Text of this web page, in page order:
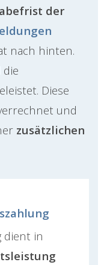
der
nach hinten.
die
Diese
und
zusätzlichen
dient in